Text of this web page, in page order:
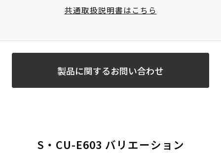
共通取扱説明書はこちら
製品に関するお問い合わせ
S・CU-E603 バリエーション